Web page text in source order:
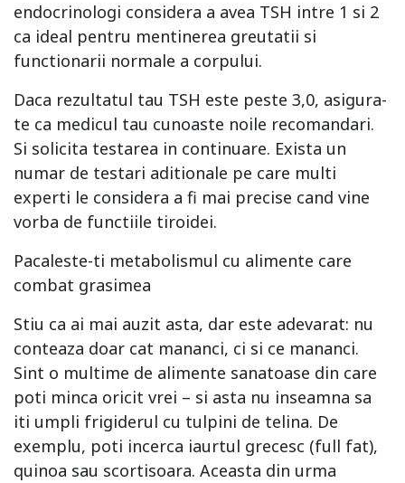
endocrinologi considera a avea TSH intre 1 si 2
ca ideal pentru mentinerea greutatii si
functionarii normale a corpului.
Daca rezultatul tau TSH este peste 3,0, asigura-
te ca medicul tau cunoaste noile recomandari.
Si solicita testarea in continuare. Exista un
numar de testari aditionale pe care multi
experti le considera a fi mai precise cand vine
vorba de functiile tiroidei.
Pacaleste-ti metabolismul cu alimente care
combat grasimea
Stiu ca ai mai auzit asta, dar este adevarat: nu
conteaza doar cat mananci, ci si ce mananci.
Sint o multime de alimente sanatoase din care
poti minca oricit vrei – si asta nu inseamna sa
iti umpli frigiderul cu tulpini de telina. De
exemplu, poti incerca iaurtul grecesc (full fat),
quinoa sau scortisoara. Aceasta din urma